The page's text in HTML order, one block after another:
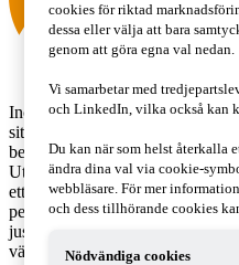
Incitamentsutredningen har idag
sitt förslag om ändrade regler för
beskattning av
Utredningens förslag innebär i
ett förslag om så kallade
personaloptioner. Vidare föreslås
justering av den så kallade
värdepappersregeln.
cookies för riktad
dessa eller välja att bara
genom att göra egna val nedan.
Vi samarbetar med
och LinkedIn, vilka också kan
Du kan när som helst återkalla
ändra dina val via cookie-
webbläsare. För mer
och dess tillhörande cookies
Nödvändiga cookies